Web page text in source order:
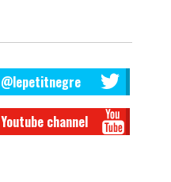
@lepetitnegre
Youtube channel